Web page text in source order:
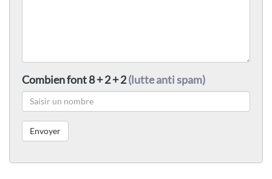
Combien font 8 + 2 + 2(lutte anti spam)